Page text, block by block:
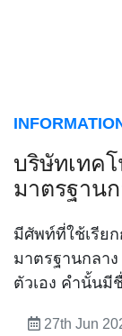
บริษัทเทค
มาตรฐาน
มีศัพท์ที่ใช้เรีย
มาตรฐานกลา
ตัวเอง คำนั้นมี
27th Jun